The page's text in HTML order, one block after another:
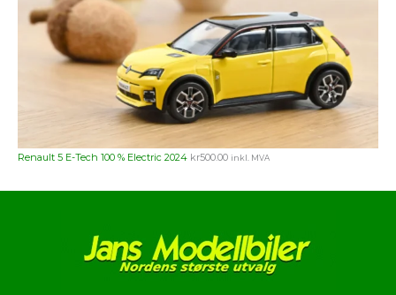
Renault 5 E-Tech 100 % Electric 2024 kr500.00 inkl. MVA